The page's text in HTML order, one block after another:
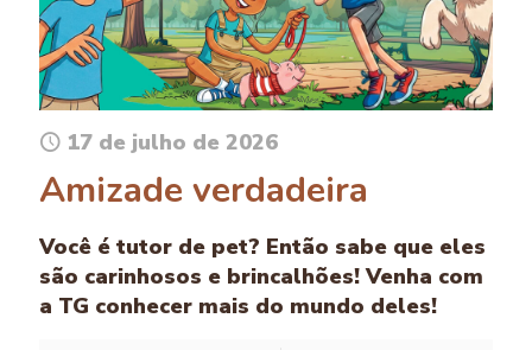
17 de julho de 2026
Amizade verdadeira
Você é tutor de pet? Então sabe que eles
são carinhosos e brincalhões! Venha com
a TG conhecer mais do mundo deles!